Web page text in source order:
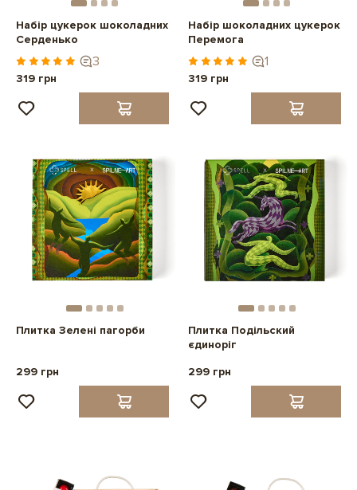
Набір цукерок шоколадних
Серденько
3
319 грн
Набір шоколадних цукерок
Перемога
1
319 грн
Плитка Зелені пагорби
299 грн
Плитка Подільский
єдиноріг
299 грн